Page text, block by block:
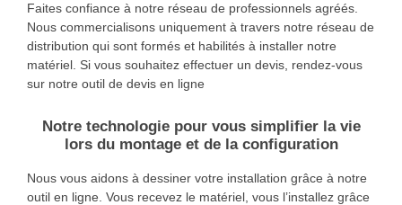
Faites confiance à notre réseau de professionnels agréés.
Nous commercialisons uniquement à travers notre réseau de
distribution qui sont formés et habilités à installer notre
matériel. Si vous souhaitez effectuer un devis, rendez-vous
sur notre outil de devis en ligne
Notre technologie pour vous simplifier la vie
lors du montage et de la configuration
Nous vous aidons à dessiner votre installation grâce à notre
outil en ligne. Vous recevez le matériel, vous l’installez grâce